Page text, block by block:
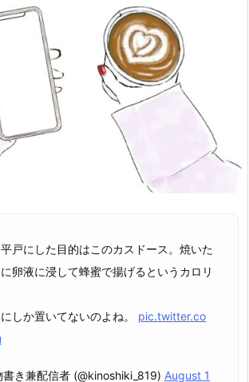
戸にした目的はこのカスドース。焼いた
卵液に浸して蜂蜜で揚げるというカロリ
しか置いてないのよね。 pic.twitter.co
き兼配信者 (@kinoshiki_819) August 1